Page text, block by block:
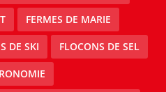
FERMES DE MARIE
DE SKI FLOCONS DE SEL